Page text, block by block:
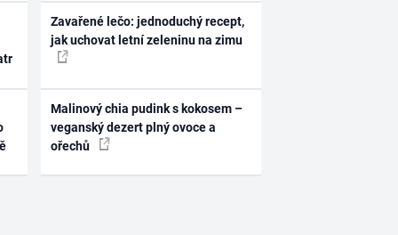
Zavařené lečo: jednoduchý recept,
jak uchovat letní zeleninu na zimu
Malinový chia pudink s kokosem –
veganský dezert plný ovoce a
ořechů